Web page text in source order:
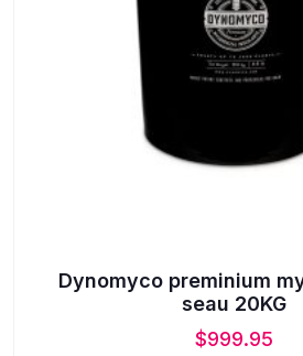
Dynomyco preminium
seau 20KG
$999.95